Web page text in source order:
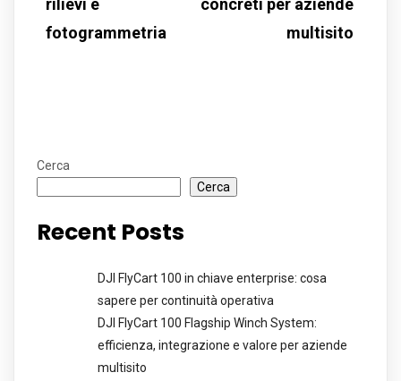
rilievi e
fotogrammetria
concreti per aziende
multisito
Cerca
Cerca
Recent Posts
DJI FlyCart 100 in chiave enterprise: cosa
sapere per continuità operativa
DJI FlyCart 100 Flagship Winch System:
efficienza, integrazione e valore per aziende
multisito